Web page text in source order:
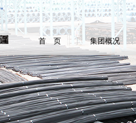
首 页 集团概况